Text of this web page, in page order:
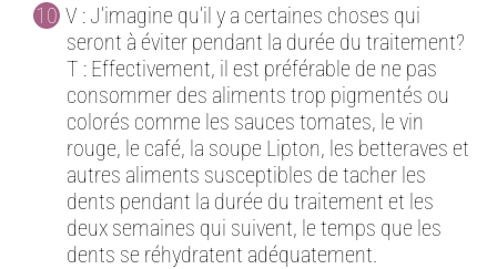
V : J’imagine qu’il y a certaines choses qui
seront à éviter pendant la durée du traitement?
T : Effectivement, il est préférable de ne pas
consommer des aliments trop pigmentés ou
colorés comme les sauces tomates, le vin
rouge, le café, la soupe Lipton, les betteraves et
autres aliments susceptibles de tacher les
dents pendant la durée du traitement et les
deux semaines qui suivent, le temps que les
dents se réhydratent adéquatement.